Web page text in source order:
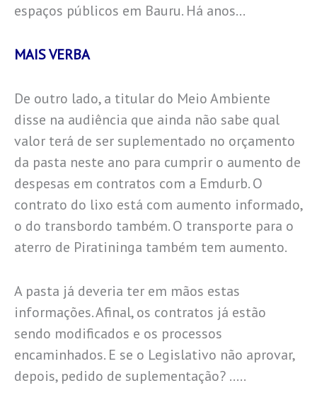
espaços públicos em Bauru. Há anos…
MAIS VERBA
De outro lado, a titular do Meio Ambiente
disse na audiência que ainda não sabe qual
valor terá de ser suplementado no orçamento
da pasta neste ano para cumprir o aumento de
despesas em contratos com a Emdurb. O
contrato do lixo está com aumento informado,
o do transbordo também. O transporte para o
aterro de Piratininga também tem aumento.
A pasta já deveria ter em mãos estas
informações. Afinal, os contratos já estão
sendo modificados e os processos
encaminhados. E se o Legislativo não aprovar,
depois, pedido de suplementação? …..